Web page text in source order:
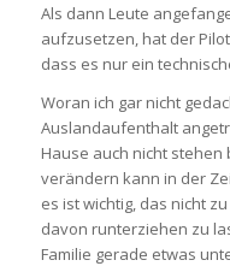
Als dann Leute
aufzusetzen, hat der
dass es nur ein
Woran ich gar nicht
Auslandaufenthalt
Hause auch nicht stehen
verändern kann in der
es ist wichtig, das nicht
davon runterziehen zu
Familie gerade etwas